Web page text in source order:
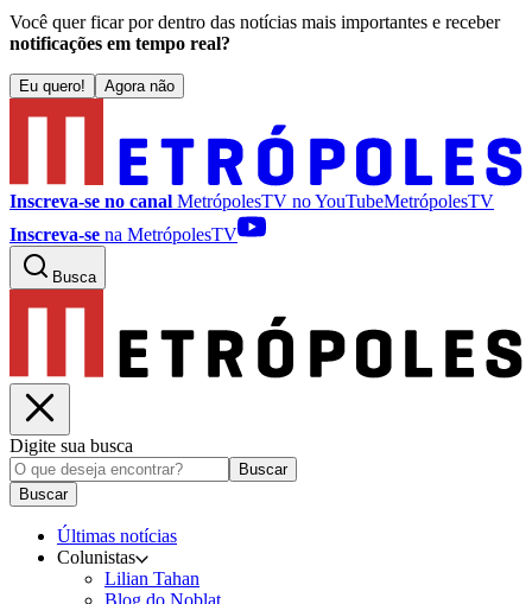
Você quer ficar por dentro das notícias mais importantes e receber
notificações em tempo real?
Eu quero! Agora não
Inscreva-se no canal MetrópolesTV noYouTubeMetrópolesTV
Inscreva-se na MetrópolesTV
Busca
Digite sua busca
Buscar
Buscar
Últimas notícias
Colunistas
Lilian Tahan
Blog do Noblat